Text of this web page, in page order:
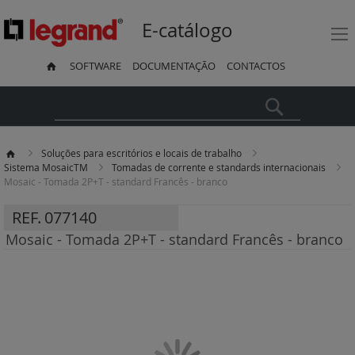
E-catálogo
SOFTWARE DOCUMENTAÇÃO CONTACTOS
Soluções para escritórios e locais de trabalho
Sistema MosaicTM
Tomadas de corrente e standards internacionais
Mosaic - Tomada 2P+T - standard Francês - branco
REF. 077140
Mosaic - Tomada 2P+T - standard Francês - branco